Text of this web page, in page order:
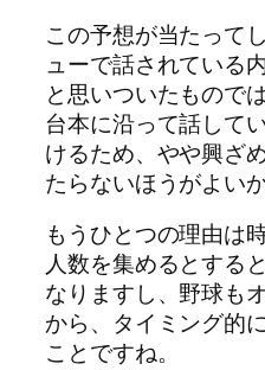
この予想が当たって
ューで話されている
と思いついたもので
台本に沿って話して
けるため、やや興ざ
たらないほうがよい
もうひとつの理由は
人数を集めるとする
なりますし、野球も
から、タイミング的
ことですね。